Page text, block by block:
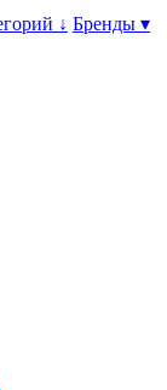
↓ Бренды ▾